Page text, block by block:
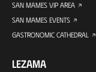
SAN MAMES VIP AREA
SAN MAMES EVENTS
GASTRONOMIC CATHEDRAL
LEZAMA